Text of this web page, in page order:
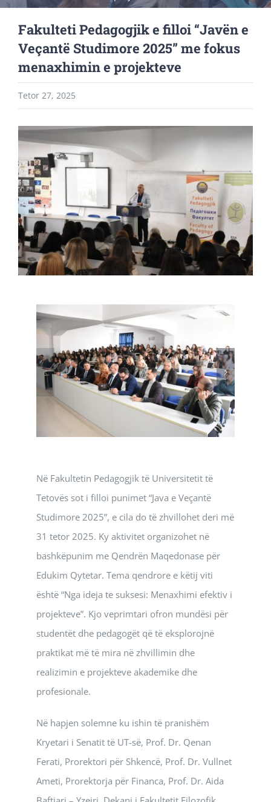
Fakulteti Pedagogjik e filloi “Javën e
Veçantë Studimore 2025” me fokus
menaxhimin e projekteve
Tetor 27, 2025
Larger
Image
Në Fakultetin Pedagogjik të Universitetit të
Tetovës sot i filloi punimet “Java e Veçantë
Studimore 2025”, e cila do të zhvillohet deri më
31 tetor 2025. Ky aktivitet organizohet në
bashkëpunim me Qendrën Maqedonase për
Edukim Qytetar. Tema qendrore e këtij viti
është “Nga ideja te suksesi: Menaxhimi efektiv i
projekteve”. Kjo veprimtari ofron mundësi për
studentët dhe pedagogët që të eksplorojnë
praktikat më të mira në zhvillimin dhe
realizimin e projekteve akademike dhe
profesionale.
Në hapjen solemne ku ishin të pranishëm
Kryetari i Senatit të UT-së, Prof. Dr. Qenan
Ferati, Prorektori për Shkencë, Prof. Dr. Vullnet
Ameti, Prorektorja për Financa, Prof. Dr. Aida